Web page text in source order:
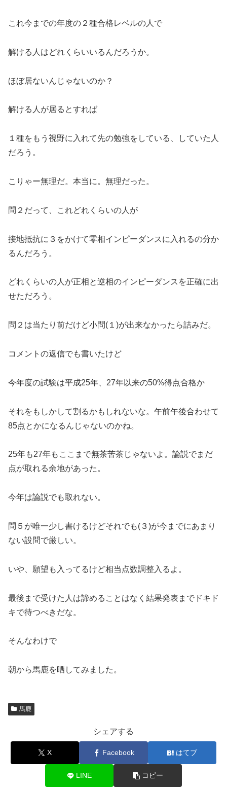
これ今までの年度の２種合格レベルの人で
解ける人はどれくらいいるんだろうか。
ほぼ居ないんじゃないのか？
解ける人が居るとすれば
１種をもう視野に入れて先の勉強をしている、していた人
だろう。
こりゃー無理だ。本当に。無理だった。
問２だって、これどれくらいの人が
接地抵抗に３をかけて零相インピーダンスに入れるの分か
るんだろう。
どれくらいの人が正相と逆相のインピーダンスを正確に出
せただろう。
問２は当たり前だけど小問(１)が出来なかったら詰みだ。
コメントの返信でも書いたけど
今年度の試験は平成25年、27年以来の50%得点合格か
それをもしかして割るかもしれないな。午前午後合わせて
85点とかになるんじゃないのかね。
25年も27年もここまで無茶苦茶じゃないよ。論説でまだ
点が取れる余地があった。
今年は論説でも取れない。
問５が唯一少し書けるけどそれでも(３)が今までにあまり
ない設問で厳しい。
いや、願望も入ってるけど相当点数調整入るよ。
最後まで受けた人は諦めることはなく結果発表までドキド
キで待つべきだな。
そんなわけで
朝から馬鹿を晒してみました。
馬鹿
シェアする
X Facebook はてブ
LINE コピー